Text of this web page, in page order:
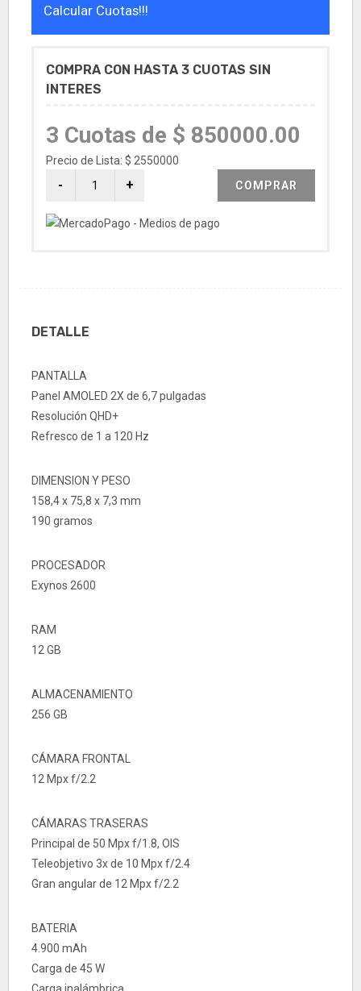
Calcular Cuotas!!!
COMPRA CON HASTA 3 CUOTAS SIN
INTERES
3 Cuotas de $ 850000.00
Precio de Lista: $ 2550000
COMPRAR
DETALLE
PANTALLA
Panel AMOLED 2X de 6,7 pulgadas
Resolución QHD+
Refresco de 1 a 120 Hz
DIMENSION Y PESO
158,4 x 75,8 x 7,3 mm
190 gramos
PROCESADOR
Exynos 2600
RAM
12 GB
ALMACENAMIENTO
256 GB
CÁMARA FRONTAL
12 Mpx f/2.2
CÁMARAS TRASERAS
Principal de 50 Mpx f/1.8, OIS
Teleobjetivo 3x de 10 Mpx f/2.4
Gran angular de 12 Mpx f/2.2
BATERIA
4.900 mAh
Carga de 45 W
Carga inalámbrica